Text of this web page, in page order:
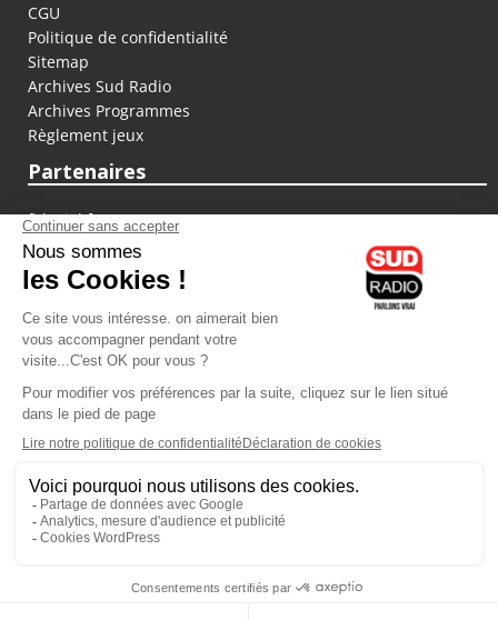
CGU
Politique de confidentialité
Sitemap
Archives Sud Radio
Archives Programmes
Règlement jeux
Partenaires
fiducial.fr
lyoncapitale.fr
olympique-et-lyonnais.com
L'application Iphone / Android
Téléchargez l'application
Les cookies
Gestion des cookies
Crédit photos : ©Sud Radio / Pierre Olivier